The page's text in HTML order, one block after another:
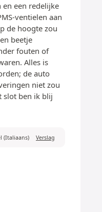
een redelijke
ventielen aan
de hoogte zou
beetje
fouten of
Alles is
de auto
niet zou
slot ben ik blij
(Italiaans) Verslag